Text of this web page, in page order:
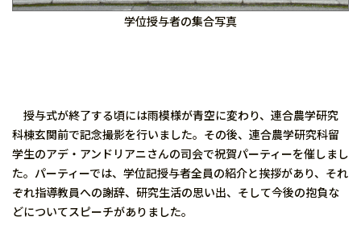
学位授与者の集合写真
授与式が終了する頃には雨模様が青空に変わり、連合農学研究
科棟玄関前で記念撮影を行いました。その後、連合農学研究科留
学生のアデ・アンドリアニさんの司会で祝賀パーティーを催しまし
た。パーティーでは、学位記授与者全員の紹介と挨拶があり、それ
ぞれ指導教員への謝辞、研究生活の思い出、そして今後の抱負な
どについてスピーチがありました。